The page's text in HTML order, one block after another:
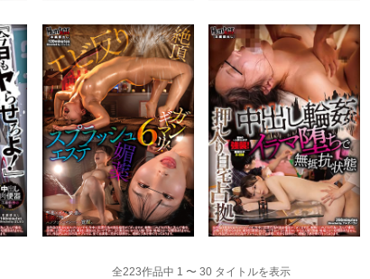
全223作品中 1 〜 30 タイトルを表示